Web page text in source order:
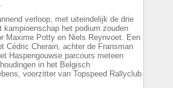
verloop, met uiteindelijk de drie
het podium zouden
Maxime Potty en Niels Reynvoet. Een
Cédric Cherain, achter de Fransman
Haspengouwse parcours meteen
in het Belgisch
voorzitter van Topspeed Rallyclub